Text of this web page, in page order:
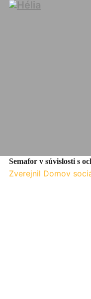
Semafor v súvislosti s
Zverejnil Domov